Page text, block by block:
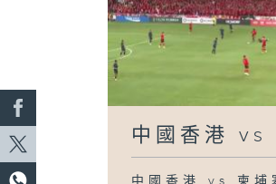
中國香港 vs
中國香港 vs 柬埔